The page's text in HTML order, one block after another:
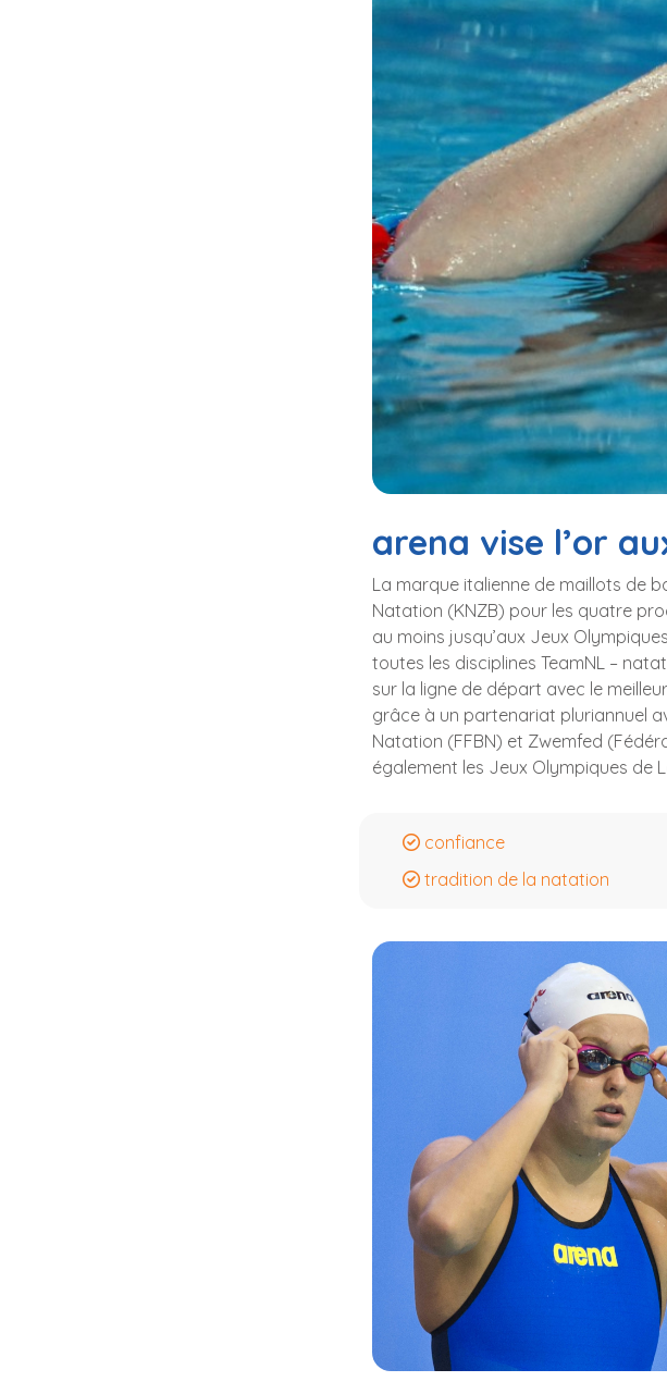
arena vise l’or
La marque italienne de maillots de
Natation (KNZB) pour les quatre
au moins jusqu’aux Jeux
toutes les disciplines TeamNL –
sur la ligne de départ avec le
grâce à un partenariat pluriannuel
Natation (FFBN) et Zwemfed
également les Jeux Olympiques de
confiance
tradition de la natation